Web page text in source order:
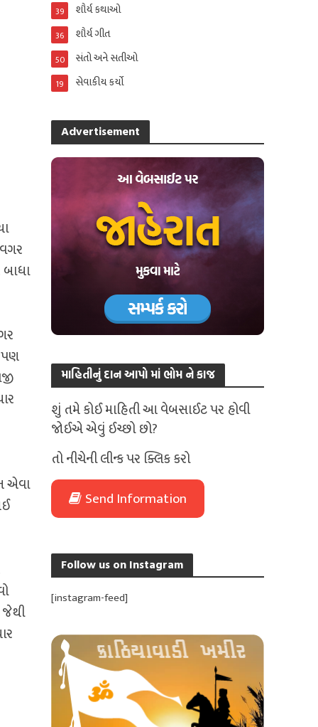
પણ
એવા
શૌર્ય કથાઓ
39
શૌર્ય ગીત
36
સંતો અને સતીઓ
50
સેવાકીય કર્યો
19
Advertisement
માહિતીનું દાન આપો માં ભોમ ને કાજ
શું તમે કોઈ માહિતી આ વેબસાઈટ પર હોવી
જોઈએ એવું ઈચ્છો છો?
તો નીચેની લીન્ક પર ક્લિક કરો
Send Information
Follow us on Instagram
[instagram-feed]